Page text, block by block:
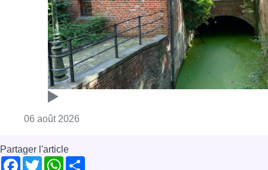
06 août 2026
Partager l'article
Facebook
TwitterWhatsApp